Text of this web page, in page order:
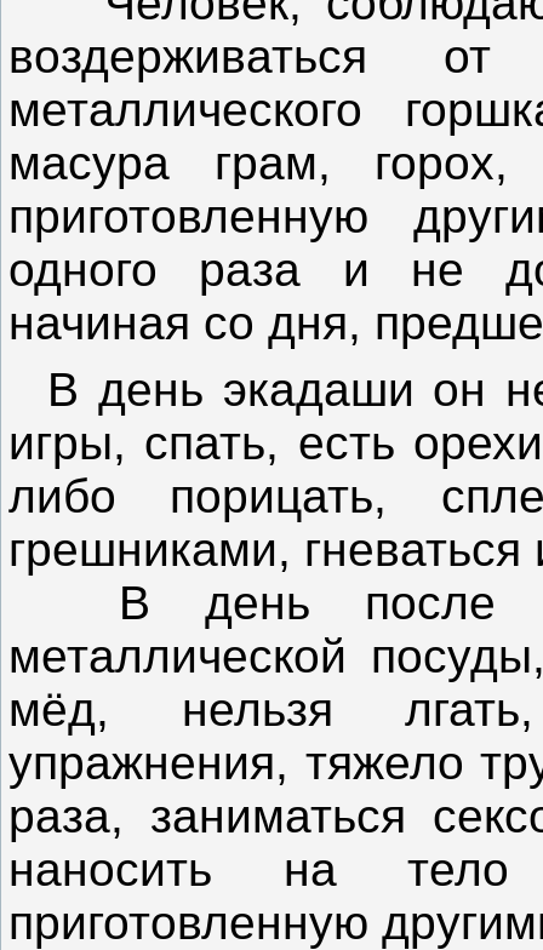
воздерживаться
металлического
масура грам,
приготовленную
одного раза и не
начиная со дня,
В день экадаши он
игры, спать, есть
либо порицать,
грешниками, гневаться
В день после
металлической
мёд, нельзя
упражнения, тяжело
раза, заниматься
наносить на
приготовленную